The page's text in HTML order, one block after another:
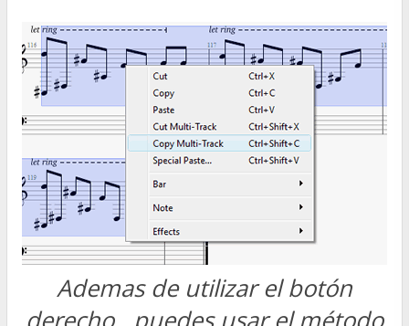
Ademas de utilizar el botón